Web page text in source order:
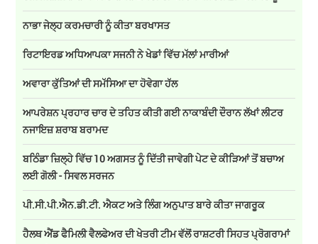
ਨਾਭਾ ਜੇਲ੍ਹ ਕਰਮਚਾਰੀ ਨੂੰ ਕੀਤਾ ਬਰਖਾਸਤ
ਰਿਟਾਇਰਡ ਅਧਿਆਪਕਾ ਸਜਨੀ ਨੇ ਖੇਡਾਂ ਵਿੱਚ ਮੱਲਾਂ ਮਾਰੀਆਂ
ਅਵਾਰਾ ਕੁੱਤਿਆਂ ਦੀ ਸਮੱਸਿਆ ਦਾ ਹੋਵੇਗਾ ਹੱਲ
ਆਪਰੇਸ਼ਨ ਪ੍ਰਹਾਰ ਚਾਰ ਦੇ ਤਹਿਤ ਕੀਤੀ ਗਈ ਨਾਕਾਬੰਦੀ ਦੌਰਾਨ ਲੱਖਾਂ ਲੀਟਰ
ਨਜਾਇਜ਼ ਸ਼ਰਾਬ ਬਰਾਮਦ
ਬਠਿੰਡਾ ਜ਼ਿਲ੍ਹੇ ਵਿੱਚ 10 ਅਗਸਤ ਨੂੰ ਦਿੱਤੀ ਜਾਵੇਗੀ ਪੇਟ ਦੇ ਕੀੜਿਆਂ ਤੋਂ ਬਚਾਅ
ਲਈ ਗੋਲੀ - ਸਿਵਲ ਸਰਜਨ
ਪੀ.ਸੀ.ਪੀ.ਐਨ.ਡੀ.ਟੀ. ਐਕਟ ਅਤੇ ਲਿੰਗ ਅਨੁਪਾਤ ਬਾਰੇ ਕੀਤਾ ਜਾਗਰੂਕ
ਹੈਲਥ ਐਂਡ ਫੈਮਿਲੀ ਵੈਲਫੇਅਰ ਦੀ ਖੇਤਰੀ ਟੀਮ ਵੱਲੋਂ ਰਾਸ਼ਟਰੀ ਸਿਹਤ ਪ੍ਰੋਗਰਾਮਾਂ